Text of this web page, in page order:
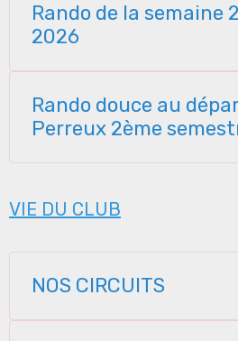
Rando de la semaine
2026
Rando douce au
Perreux 2ème
VIE DU CLUB
NOS CIRCUITS